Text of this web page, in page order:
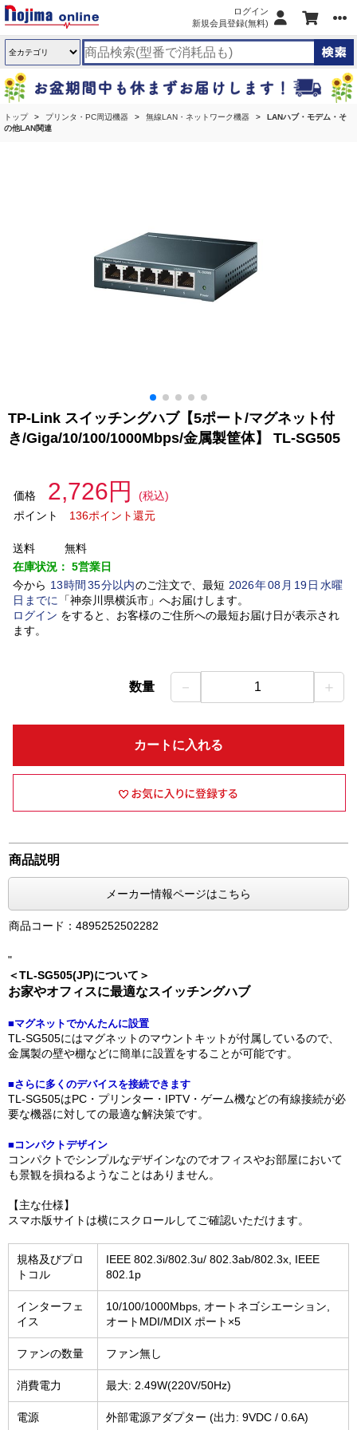
ログイン
新規会員登録(無料)
トップ プリンタ・PC周辺機器 無線LAN・ネットワーク機器
LANハブ・モデム・そ
の他LAN関連
TP-Link スイッチングハブ【5ポート/マグネット付
き/Giga/10/100/1000Mbps/金属製筐体】 TL-SG505
価格 2,726円
(税込)
ポイント
136ポイント還元
送料
無料
在庫状況： 5営業日
今から 13時間 35分以内のご注文で、最短 2026年08 月 19日水曜
日 までに 「神奈川県横浜市」 へお届けします。
ログイン をすると、お客様のご住所への最短お届け日が表示され
ます。
数量 － 1 ＋
カートに入れる
商品説明
メーカー情報ページはこちら
商品コード：4895252502282
"
＜TL-SG505(JP)について＞
お家やオフィスに最適なスイッチングハブ
■マグネットでかんたんに設置
TL-SG505にはマグネットのマウントキットが付属しているので、
金属製の壁や棚などに簡単に設置をすることが可能です。
■さらに多くのデバイスを接続できます
TL-SG505はPC・プリンター・IPTV・ゲーム機などの有線接続が必
要な機器に対しての最適な解決策です。
■コンパクトデザイン
コンパクトでシンプルなデザインなのでオフィスやお部屋において
も景観を損ねるようなことはありません。
【主な仕様】
スマホ版サイトは横にスクロールしてご確認いただけます。
規格及びプロ
トコル
IEEE 802.3i/802.3u/ 802.3ab/802.3x, IEEE
802.1p
インターフェ
イス
10/100/1000Mbps, オートネゴシエーション,
オートMDI/MDIX ポート×5
ファンの数量 ファン無し
消費電力 最大: 2.49W(220V/50Hz)
電源 外部電源アダプター (出力: 9VDC / 0.6A)